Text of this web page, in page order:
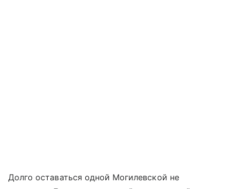
Долго оставаться одной Могилевской не